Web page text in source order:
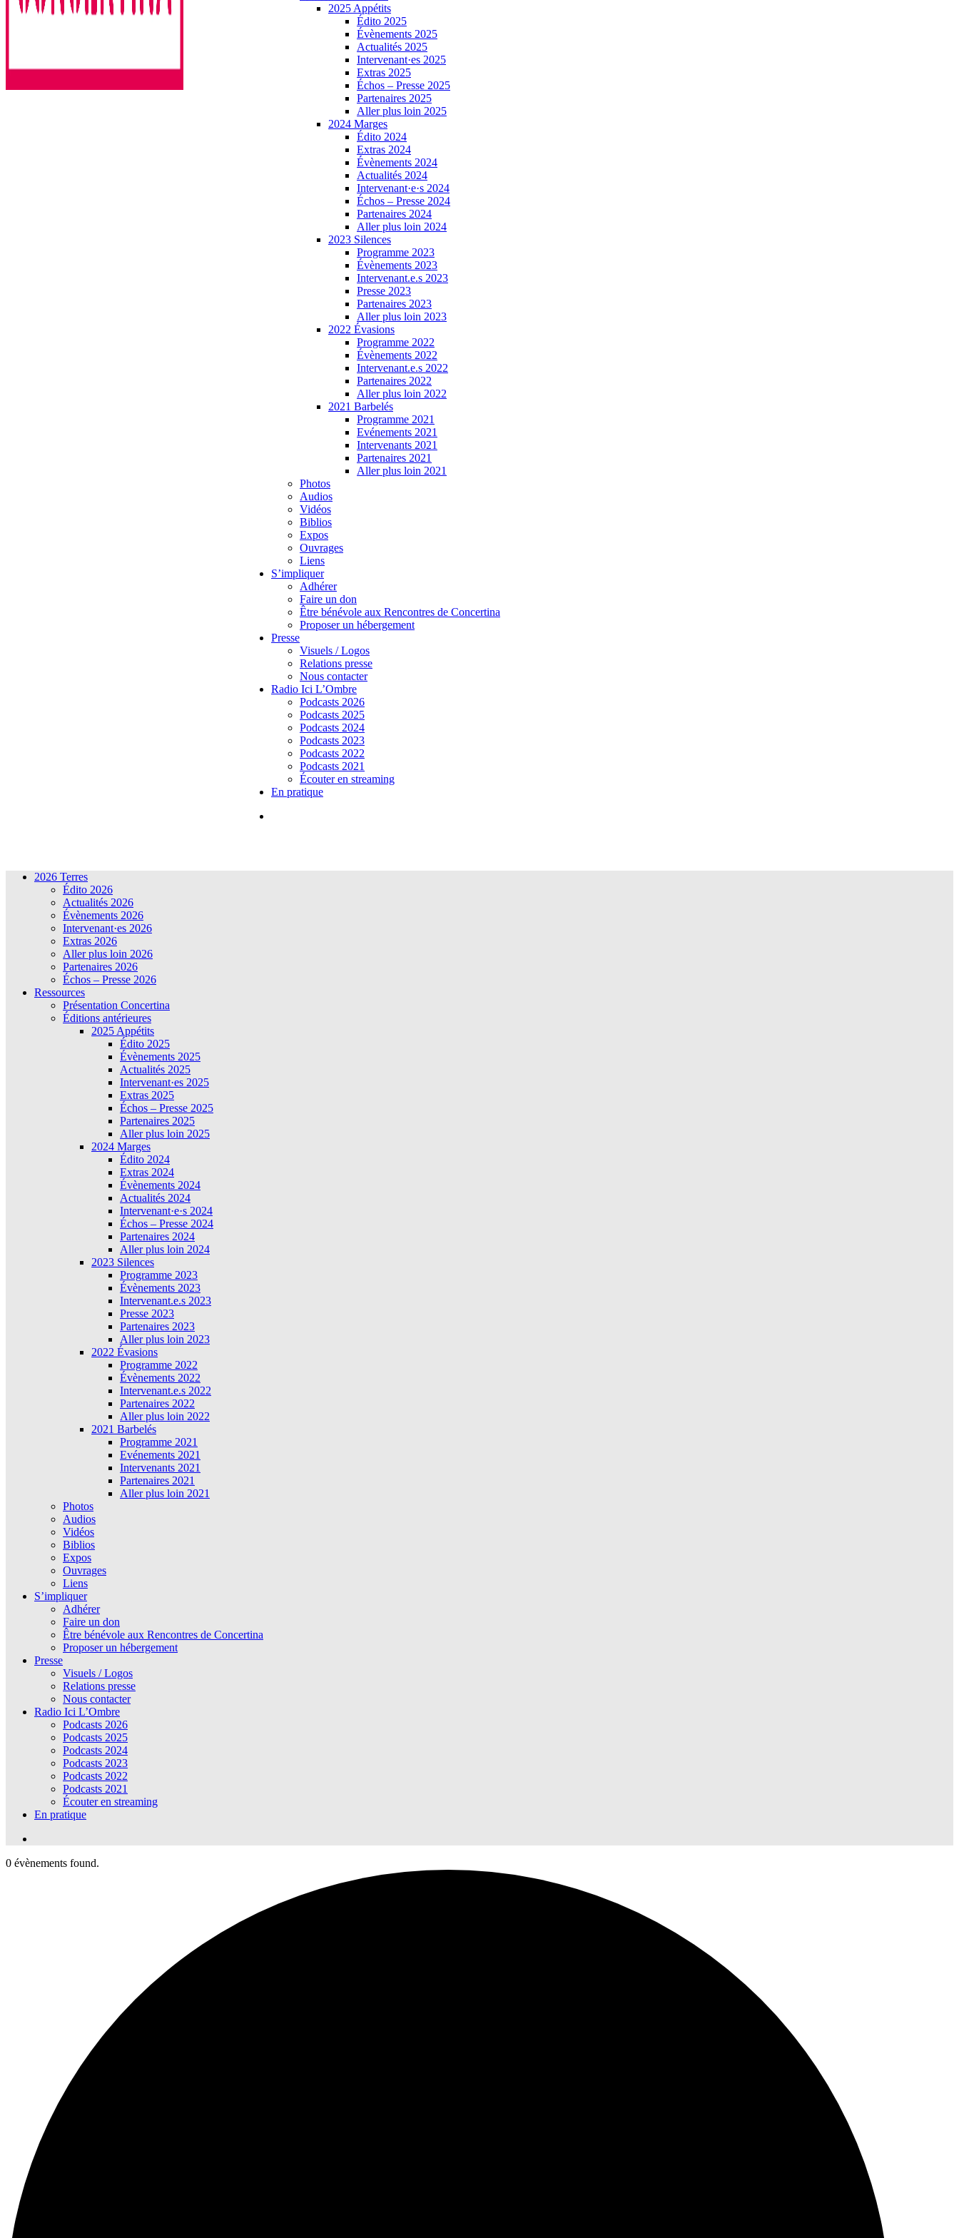
2025 Appétits
Édito 2025
Évènements 2025
Actualités 2025
Intervenant·es 2025
Extras 2025
Échos – Presse 2025
Partenaires 2025
Aller plus loin 2025
2024 Marges
Édito 2024
Extras 2024
Évènements 2024
Actualités 2024
Intervenant·e·s 2024
Échos – Presse 2024
Partenaires 2024
Aller plus loin 2024
2023 Silences
Programme 2023
Évènements 2023
Intervenant.e.s 2023
Presse 2023
Partenaires 2023
Aller plus loin 2023
2022 Évasions
Programme 2022
Évènements 2022
Intervenant.e.s 2022
Partenaires 2022
Aller plus loin 2022
2021 Barbelés
Programme 2021
Evénements 2021
Intervenants 2021
Partenaires 2021
Aller plus loin 2021
Photos
Audios
Vidéos
Biblios
Expos
Ouvrages
Liens
S’impliquer
Adhérer
Faire un don
Être bénévole aux Rencontres de Concertina
Proposer un hébergement
Presse
Visuels / Logos
Relations presse
Nous contacter
Radio Ici L’Ombre
Podcasts 2026
Podcasts 2025
Podcasts 2024
Podcasts 2023
Podcasts 2022
Podcasts 2021
Écouter en streaming
En pratique
2026 Terres
Édito 2026
Actualités 2026
Évènements 2026
Intervenant·es 2026
Extras 2026
Aller plus loin 2026
Partenaires 2026
Échos – Presse 2026
Ressources
Présentation Concertina
Éditions antérieures
2025 Appétits
Édito 2025
Évènements 2025
Actualités 2025
Intervenant·es 2025
Extras 2025
Échos – Presse 2025
Partenaires 2025
Aller plus loin 2025
2024 Marges
Édito 2024
Extras 2024
Évènements 2024
Actualités 2024
Intervenant·e·s 2024
Échos – Presse 2024
Partenaires 2024
Aller plus loin 2024
2023 Silences
Programme 2023
Évènements 2023
Intervenant.e.s 2023
Presse 2023
Partenaires 2023
Aller plus loin 2023
2022 Évasions
Programme 2022
Évènements 2022
Intervenant.e.s 2022
Partenaires 2022
Aller plus loin 2022
2021 Barbelés
Programme 2021
Evénements 2021
Intervenants 2021
Partenaires 2021
Aller plus loin 2021
Photos
Audios
Vidéos
Biblios
Expos
Ouvrages
Liens
S’impliquer
Adhérer
Faire un don
Être bénévole aux Rencontres de Concertina
Proposer un hébergement
Presse
Visuels / Logos
Relations presse
Nous contacter
Radio Ici L’Ombre
Podcasts 2026
Podcasts 2025
Podcasts 2024
Podcasts 2023
Podcasts 2022
Podcasts 2021
Écouter en streaming
En pratique
0 évènements found.